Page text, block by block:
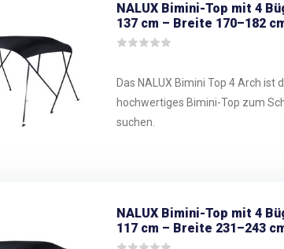
NALUX Bimini-Top mit 4
137 cm – Breite 170–182
Das NALUX Bimini Top 4 Arch ist
hochwertiges Bimini-Top zum
suchen.
NALUX Bimini-Top mit 4
117 cm – Breite 231–243